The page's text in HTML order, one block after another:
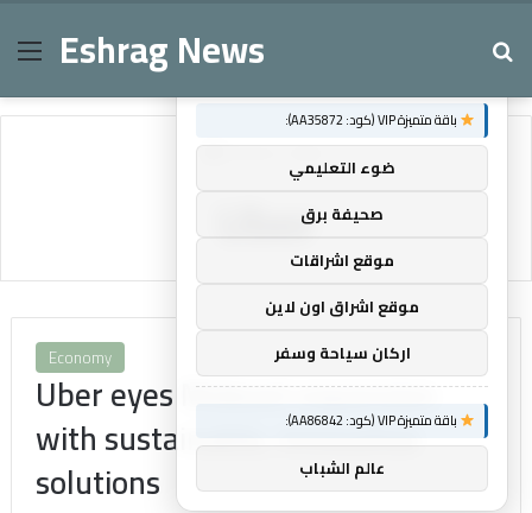
MenuEshrag News
Home/Uber
Uber
Economy
Uber eyes Mideast expansion
with sustainable, innovative
solutions
×
باقة متميزة VIP (كود: AA35872):
ضوء التعليمي
صحيفة برق
موقع اشراقات
موقع اشراق اون لاين
اركان سياحة وسفر
باقة متميزة VIP (كود: AA86842):
عالم الشباب